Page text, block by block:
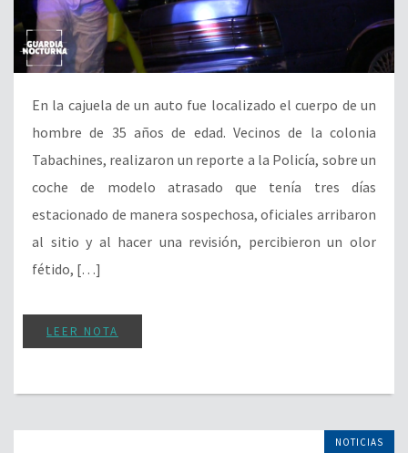
En la cajuela de un auto fue localizado el cuerpo de un
hombre de 35 años de edad. Vecinos de la colonia
Tabachines, realizaron un reporte a la Policía, sobre un
coche de modelo atrasado que tenía tres días
estacionado de manera sospechosa, oficiales arribaron
al sitio y al hacer una revisión, percibieron un olor
fétido, […]
LEER NOTA
NOTICIAS